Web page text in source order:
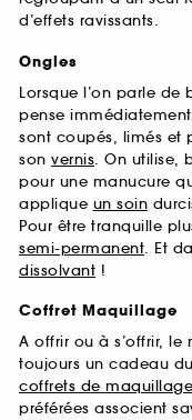
d’effets ravissants.
Ongles
Lorsque l’on parle
pense
sont coupés, limés et
son vernis. On utilise,
pour une manucure
applique un soin
Pour être tranquille
semi-permanent. Et
dissolvant !
Coffret Maquillage
A offrir ou à s’offrir,
toujours un cadeau
coffrets de
préférées associent